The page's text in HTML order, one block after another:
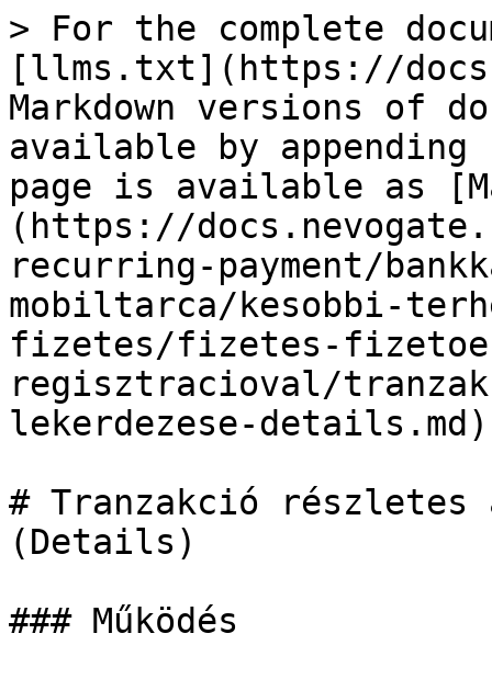
> For the complete
[llms.txt](https://
Markdown versions of
available by
page is available as
(https://
recurring-payment/
mobiltarca/kesobbi-
fizetes/fizetes-
regisztracioval/
lekerdezese-
# Tranzakció részletes
(Details)
### Működés